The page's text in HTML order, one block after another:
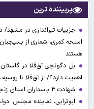
پربیننده ترین
جزییات تیراندازی در مشهد/
اسلحه کمری، شماری از
هستند
پل دگونچی آق‌قلا در
اهمیت دارد؟/ از آق‌قلا تا
شهادت ۳ ‌پاسداران استان زنجان در حمله موشکی آمریکا